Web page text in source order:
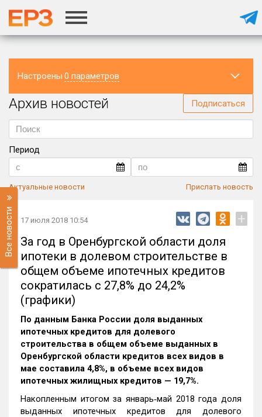
Настроены 0 параметров
Регион
Архив новостей Подписаться
Период
Актуальные новости Прислать новость
Все новости 17 июля 2018 10:54 +
За год в Оренбургской области доля
ипотеки в долевом строительстве в
общем объеме ипотечных кредитов
сократилась с 27,8% до 24,2%
(графики)
По данным Банка России доля выданных
ипотечных кредитов для долевого
строительства в общем объеме выданных в
Оренбургской области кредитов всех видов в
мае составила 4,8%, в объеме всех видов
ипотечных жилищных кредитов — 19,7%.
Накопленным итогом за январь‑май 2018 года доля
выданных ипотечных кредитов для долевого